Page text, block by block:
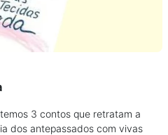
3 contos que retratam a
dos antepassados com vivas